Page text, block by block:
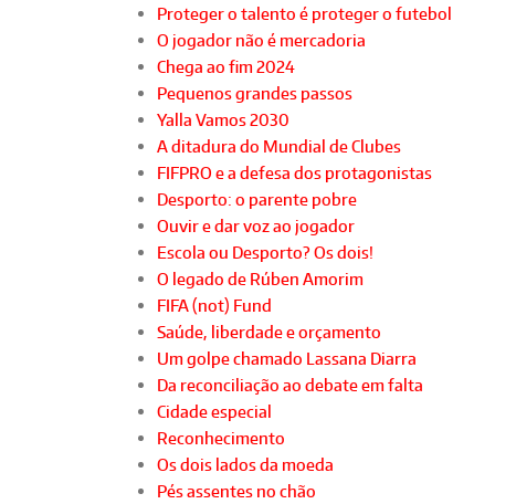
Proteger o talento é proteger o futebol
O jogador não é mercadoria
Chega ao fim 2024
Pequenos grandes passos
Yalla Vamos 2030
A ditadura do Mundial de Clubes
FIFPRO e a defesa dos protagonistas
Desporto: o parente pobre
Ouvir e dar voz ao jogador
Escola ou Desporto? Os dois!
O legado de Rúben Amorim
FIFA (not) Fund
Saúde, liberdade e orçamento
Um golpe chamado Lassana Diarra
Da reconciliação ao debate em falta
Cidade especial
Reconhecimento
Os dois lados da moeda
Pés assentes no chão